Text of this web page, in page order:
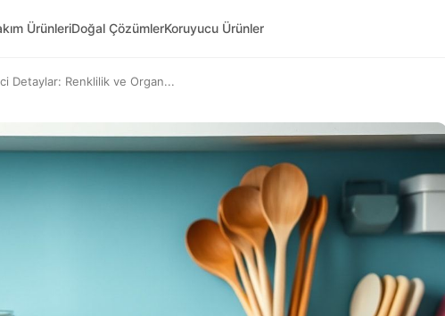
ÜrünleriDoğal ÇözümlerKoruyucu Ürünler
Detaylar: Renklilik ve Organ...